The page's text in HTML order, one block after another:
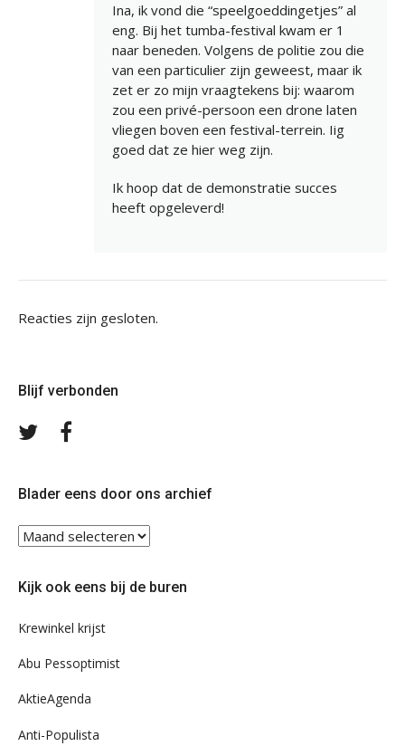
Ina, ik vond die “speelgoeddingetjes” al
eng. Bij het tumba-festival kwam er 1
naar beneden. Volgens de politie zou die
van een particulier zijn geweest, maar ik
zet er zo mijn vraagtekens bij: waarom
zou een privé-persoon een drone laten
vliegen boven een festival-terrein. Iig
goed dat ze hier weg zijn.
Ik hoop dat de demonstratie succes
heeft opgeleverd!
Reacties zijn gesloten.
Blijf verbonden
Volg
Blader eens door ons archief
Blader
eens
ons
Kijk ook eens bij de buren
Krewinkel krijst
Abu Pessoptimist
AktieAgenda
Anti-Populista